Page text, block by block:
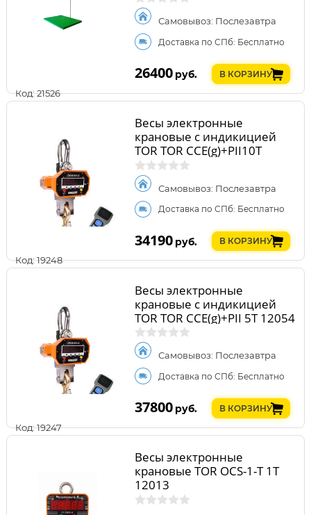
Код: 21526
Самовывоз: Послезавтра
Доставка по СПб: Бесплатно
26400 руб. В КОРЗИНУ
Код: 19248
Весы электронные
крановые с индикицией
TOR TOR CCE(g)+PII10T
120104
Самовывоз: Послезавтра
Доставка по СПб: Бесплатно
34190 руб. В КОРЗИНУ
Код: 19247
Весы электронные
крановые с индикицией
TOR TOR CCE(g)+PII 5T 12054
Самовывоз: Послезавтра
Доставка по СПб: Бесплатно
37800 руб. В КОРЗИНУ
Весы электронные
крановые TOR OCS-1-T 1T
12013